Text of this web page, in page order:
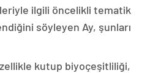
ilgili öncelikli tematik
söyleyen Ay, şunları
kutup biyoçeşitliliği,